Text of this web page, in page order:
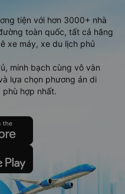
tiện với hơn 3000+ nhà
toàn quốc, tất cả hãng
xe máy, xe du lịch phủ
minh bạch cùng vô vàn
lựa chọn phương án di
hợp nhất.